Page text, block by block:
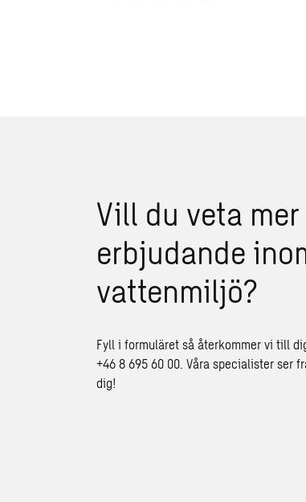
Vill du veta
erbjudande
vattenmiljö?
Fyll i formuläret så återkommer vi till
+46 8 695 60 00. Våra specialister ser
dig!